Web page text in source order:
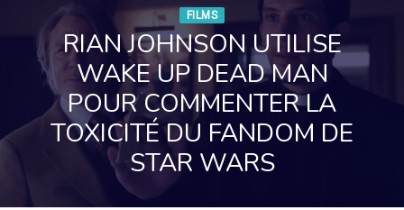
FILMS
RIAN JOHNSON UTILISE
WAKE UP DEAD MAN
POUR COMMENTER LA
TOXICITÉ DU FANDOM DE
STAR WARS